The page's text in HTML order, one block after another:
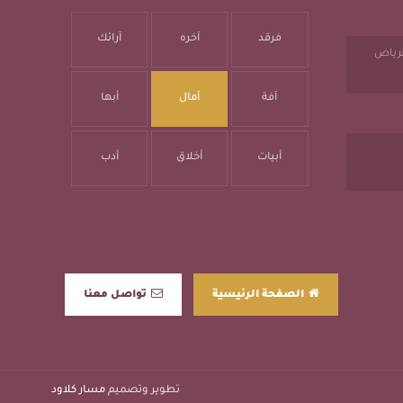
فرقد آخره آرائك
آفة آمال أبها
أبيات أخلاق أدب
الصفحة الرئيسية تواصل معنا
تطوير وتصميم مسار كلاود